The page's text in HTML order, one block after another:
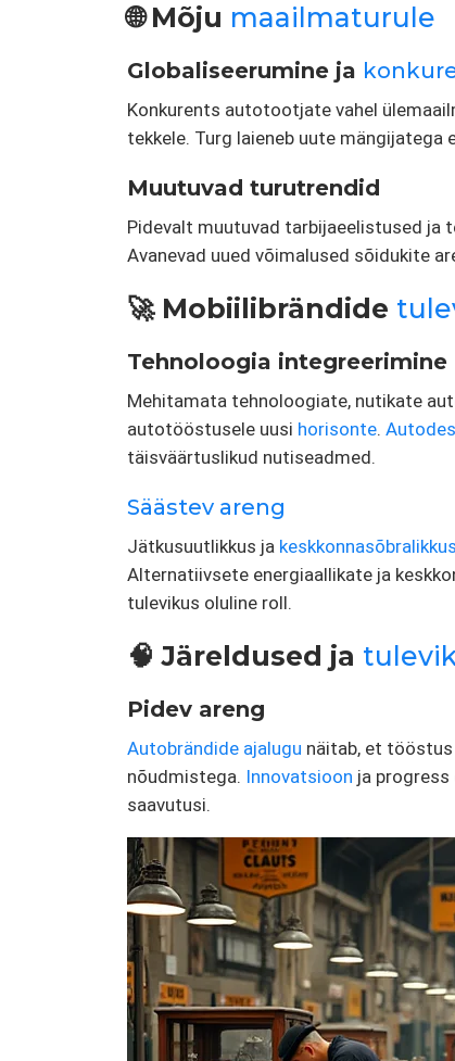
🌐 Mõju maailmaturule
Globaliseerumine ja
Konkurents autotootjate vahel
tekkele. Turg laieneb uute mängijatega
Muutuvad turutrendid
Pidevalt muutuvad tarbijaeelistused ja
Avanevad uued võimalused sõidukite
🚀 Mobiilibrändide
Tehnoloogia integreerimine
Mehitamata tehnoloogiate, nutikate
autotööstusele uusi horisonte.
täisväärtuslikud nutiseadmed.
Säästev areng
Jätkusuutlikkus ja keskkonnasõbralikkus
Alternatiivsete energiaallikate ja
tulevikus oluline roll.
🧠 Järeldused ja
Pidev areng
Autobrändide ajalugu näitab, et
nõudmistega. Innovatsioon ja
saavutusi.